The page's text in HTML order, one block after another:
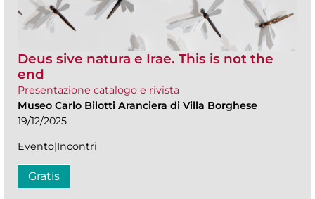
Deus sive natura e Irae. This is not the
end
Presentazione catalogo e rivista
Museo Carlo Bilotti Aranciera di Villa Borghese
19/12/2025
Evento|Incontri
Gratis